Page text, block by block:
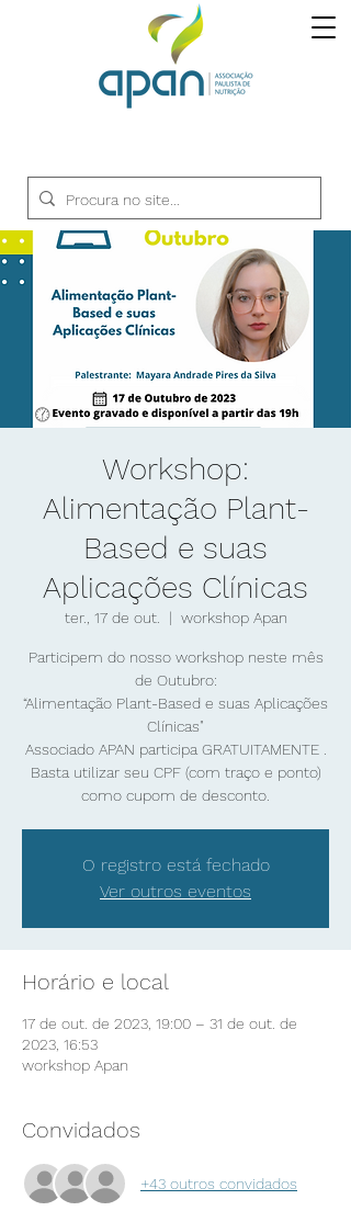
Workshop:
Alimentação Plant-
Based e suas
Aplicações Clínicas
ter., 17 de out.
  |
workshop Apan
Participem do nosso workshop neste mês
de Outubro:
“Alimentação Plant-Based e suas Aplicações
Clínicas"
Associado APAN participa GRATUITAMENTE .
Basta utilizar seu CPF (com traço e ponto)
O registro está fechado
Ver outros eventos
Horário e local
17 de out. de 2023, 19:00 – 31 de out. de
2023, 16:53
workshop Apan
Convidados
+43 outros convidados